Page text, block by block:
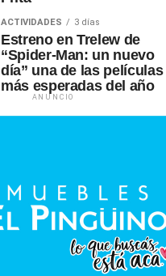
ACTIVIDADES 3 días
Estreno en Trelew de
“Spider-Man: un nuevo
día” una de las películas
más esperadas del año
ANUNCIO